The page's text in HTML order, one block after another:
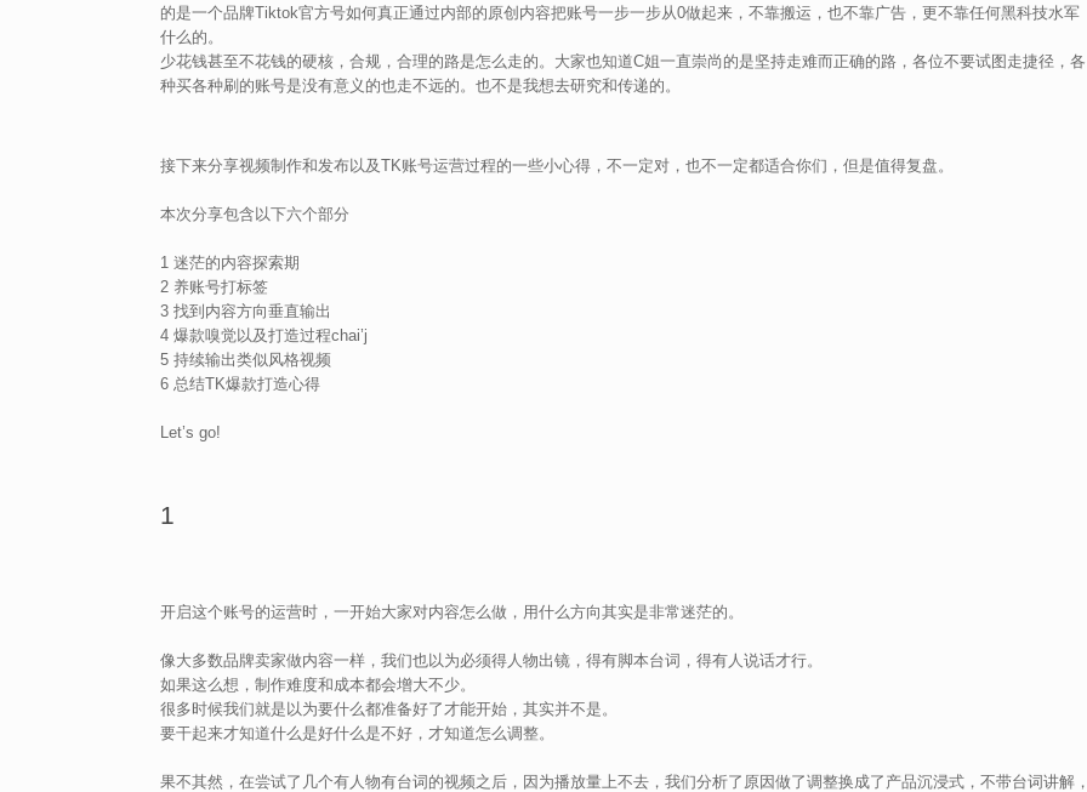
的是一个品牌Tiktok官方号如何真正通过内部的原创内容把账号一步一步从0做起来，不靠搬运，也不靠广告，更不靠任何黑科技水军
什么的。
少花钱甚至不花钱的硬核，合规，合理的路是怎么走的。大家也知道C姐一直崇尚的是坚持走难而正确的路，各位不要试图走捷径，各
种买各种刷的账号是没有意义的也走不远的。也不是我想去研究和传递的。
接下来分享视频制作和发布以及TK账号运营过程的一些小心得，不一定对，也不一定都适合你们，但是值得复盘。
本次分享包含以下六个部分
1 迷茫的内容探索期
2 养账号打标签
3 找到内容方向垂直输出
4 爆款嗅觉以及打造过程chai’j
5 持续输出类似风格视频
6 总结TK爆款打造心得
Let’s go!
1
开启这个账号的运营时，一开始大家对内容怎么做，用什么方向其实是非常迷茫的。
像大多数品牌卖家做内容一样，我们也以为必须得人物出镜，得有脚本台词，得有人说话才行。
如果这么想，制作难度和成本都会增大不少。
很多时候我们就是以为要什么都准备好了才能开始，其实并不是。
要干起来才知道什么是好什么是不好，才知道怎么调整。
果不其然，在尝试了几个有人物有台词的视频之后，因为播放量上不去，我们分析了原因做了调整换成了产品沉浸式，不带台词讲解